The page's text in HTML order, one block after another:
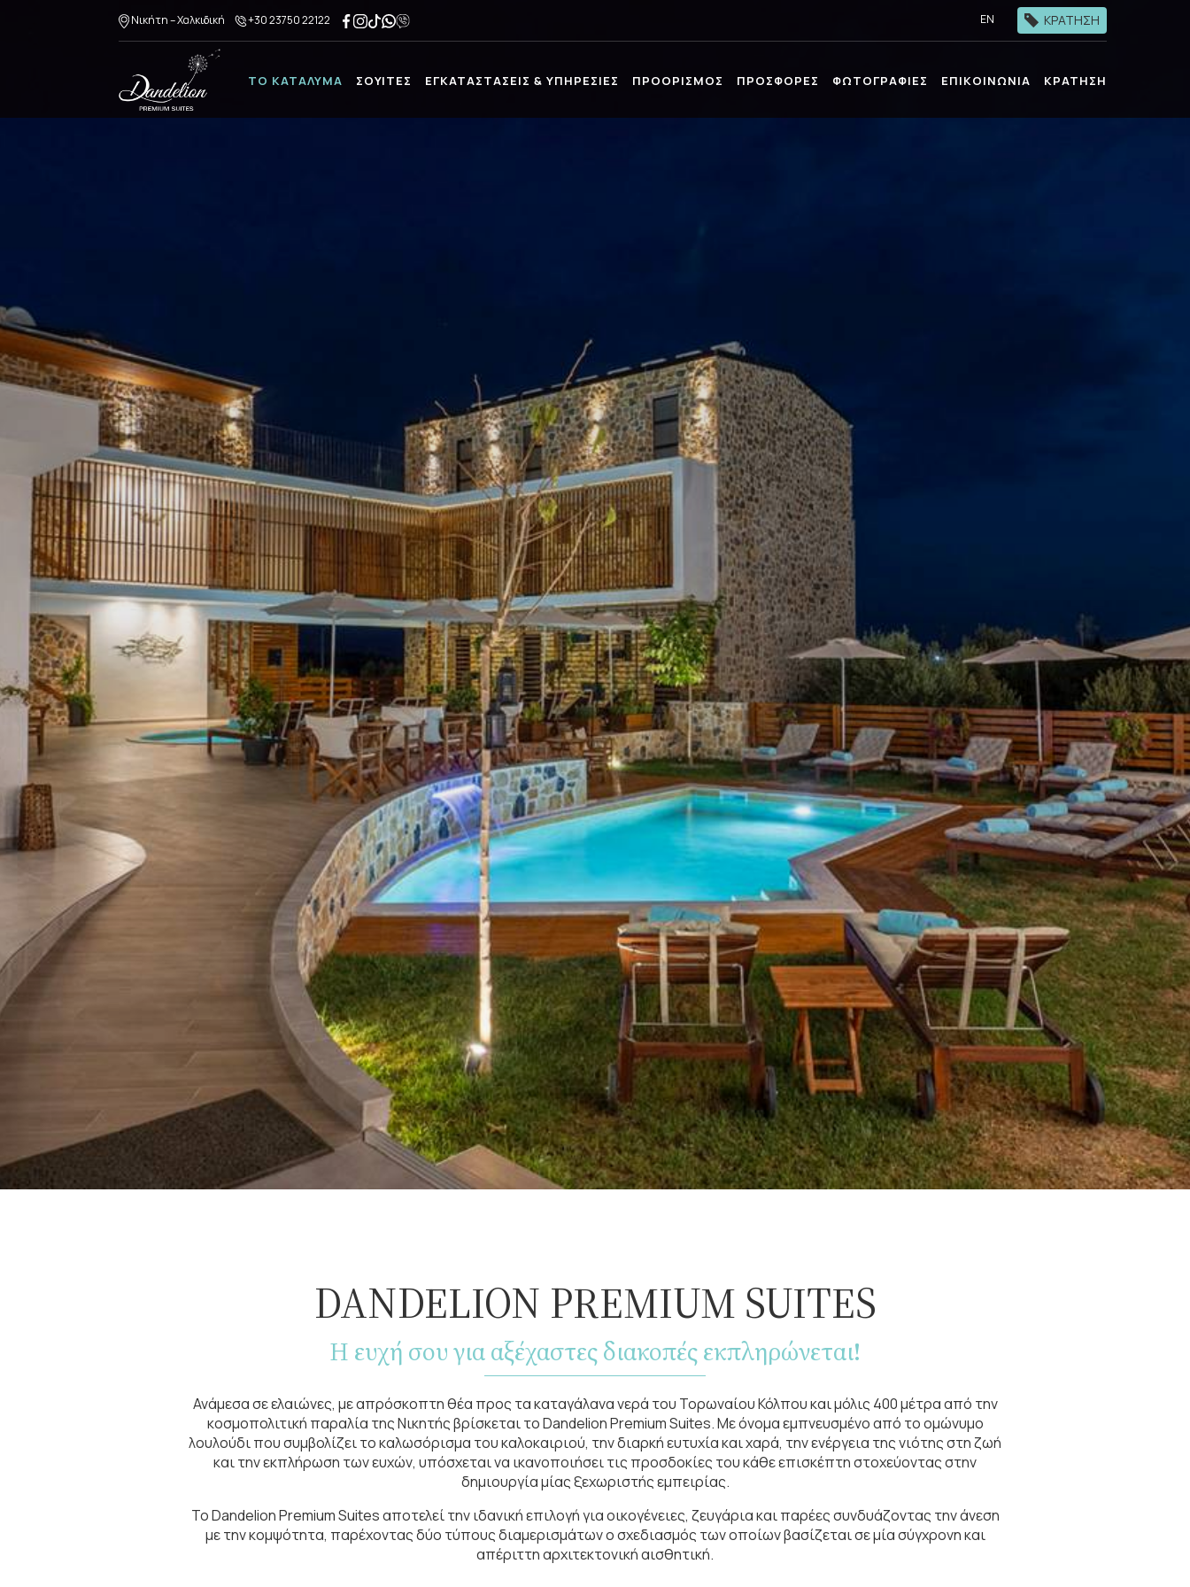
Νικήτη – Χαλκιδική +30 23750 22122 EN ΚΡΑΤΗΣΗ
ΤΟ ΚΑΤΑΛΥΜΑ ΣΟΥΙΤΕΣ ΕΓΚΑΤΑΣΤΑΣΕΙΣ & ΥΠΗΡΕΣΙΕΣ ΠΡΟΟΡΙΣΜΟΣ ΠΡΟΣΦΟΡΕΣ ΦΩΤΟΓΡΑΦΙΕΣ ΕΠΙΚΟΙΝΩΝΙΑ ΚΡΑΤΗΣΗ
DANDELION PREMIUM SUITES
Η ευχή σου για αξέχαστες διακοπές εκπληρώνεται!
Ανάμεσα σε ελαιώνες, με απρόσκοπτη θέα προς τα καταγάλανα νερά του Τορωναίου Κόλπου και μόλις 400 μέτρα από την
κοσμοπολιτική παραλία της Νικητής βρίσκεται το Dandelion Premium Suites. Με όνομα εμπνευσμένο από το ομώνυμο
λουλούδι που συμβολίζει το καλωσόρισμα του καλοκαιριού, την διαρκή ευτυχία και χαρά, την ενέργεια της νιότης στη ζωή
και την εκπλήρωση των ευχών, υπόσχεται να ικανοποιήσει τις προσδοκίες του κάθε επισκέπτη στοχεύοντας στην
δημιουργία μίας ξεχωριστής εμπειρίας.
Το Dandelion Premium Suites αποτελεί την ιδανική επιλογή για οικογένειες, ζευγάρια και παρέες συνδυάζοντας την άνεση
με την κομψότητα, παρέχοντας δύο τύπους διαμερισμάτων ο σχεδιασμός των οποίων βασίζεται σε μία σύγχρονη και
απέριττη αρχιτεκτονική αισθητική.